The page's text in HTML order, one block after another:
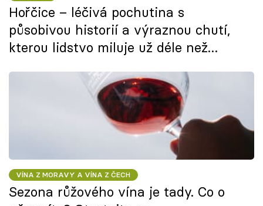
Hořčice – léčivá pochutina s
působivou historií a výraznou chutí,
kterou lidstvo miluje už déle než
VÍNA Z MORAVY A VÍNA Z ČECH
Sezona růžového vína je tady. Co o